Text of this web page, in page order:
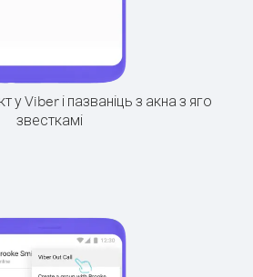
у Viber і пазваніць з акна з яго
звесткамі